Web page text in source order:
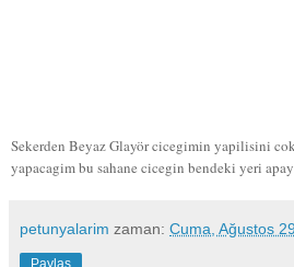
Sekerden Beyaz Glayör cicegimin yapilisini
yapacagim bu sahane cicegin bendeki yeri
petunyalarim zaman: Cuma, Ağustos
Paylaş